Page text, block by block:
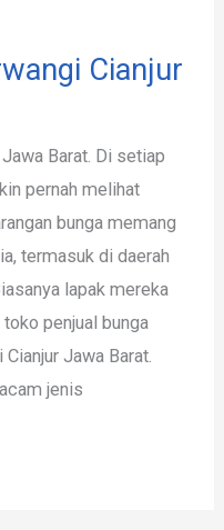
Cianjur
Barat. Di setiap
pernah melihat
bunga memang
termasuk di daerah
lapak mereka
penjual bunga
Cianjur Jawa Barat.
jenis